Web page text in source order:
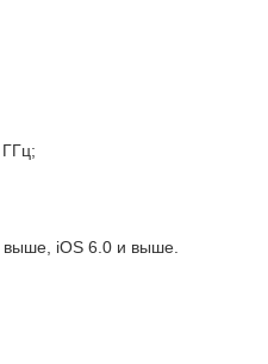
выше, iOS 6.0 и выше.